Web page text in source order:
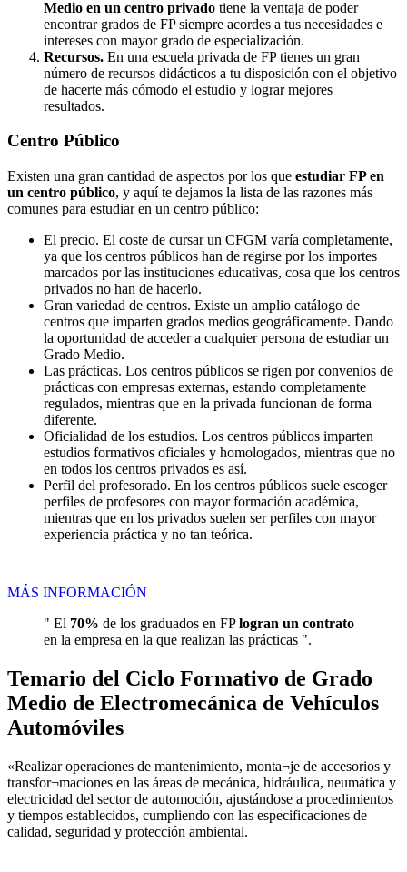
Medio en un centro privado tiene la ventaja de poder
encontrar grados de FP siempre acordes a tus necesidades e
intereses con mayor grado de especialización.
Recursos. En una escuela privada de FP tienes un gran
número de recursos didácticos a tu disposición con el objetivo
de hacerte más cómodo el estudio y lograr mejores
resultados.
Centro Público
Existen una gran cantidad de aspectos por los que estudiar FP en
un centro público, y aquí te dejamos la lista de las razones más
comunes para estudiar en un centro público:
El precio. El coste de cursar un CFGM varía completamente,
ya que los centros públicos han de regirse por los importes
marcados por las instituciones educativas, cosa que los centros
privados no han de hacerlo.
Gran variedad de centros. Existe un amplio catálogo de
centros que imparten grados medios geográficamente. Dando
la oportunidad de acceder a cualquier persona de estudiar un
Grado Medio.
Las prácticas. Los centros públicos se rigen por convenios de
prácticas con empresas externas, estando completamente
regulados, mientras que en la privada funcionan de forma
diferente.
Oficialidad de los estudios. Los centros públicos imparten
estudios formativos oficiales y homologados, mientras que no
en todos los centros privados es así.
Perfil del profesorado. En los centros públicos suele escoger
perfiles de profesores con mayor formación académica,
mientras que en los privados suelen ser perfiles con mayor
experiencia práctica y no tan teórica.
MÁS INFORMACIÓN
" El 70% de los graduados en FPlogran un contrato
en la empresa en la que realizan las prácticas ".
Temario del Ciclo Formativo de Grado
Medio de Electromecánica de Vehículos
Automóviles
«Realizar operaciones de mantenimiento, monta¬je de accesorios y
transfor¬maciones en las áreas de mecánica, hidráulica, neumática y
electricidad del sector de automoción, ajustándose a procedimientos
y tiempos establecidos, cumpliendo con las especificaciones de
calidad, seguridad y protección ambiental.